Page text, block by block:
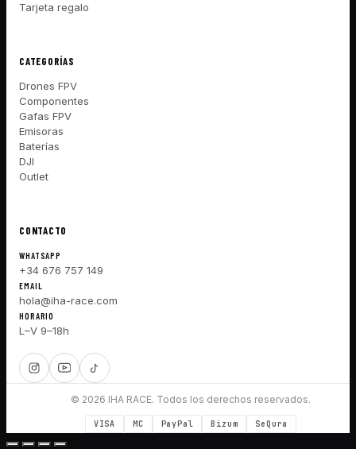
Tarjeta regalo
CATEGORÍAS
Drones FPV
Componentes
Gafas FPV
Emisoras
Baterías
DJI
Outlet
CONTACTO
WHATSAPP
+34 676 757 149
EMAIL
hola@iha-race.com
HORARIO
L–V 9–18h
© 2026 IHA RACE. Todos los derechos reservados.
VISA MC PayPal Bizum SeQura